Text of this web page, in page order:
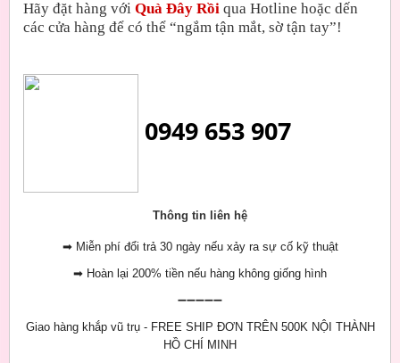
Hãy đặt hàng với Quà Đây Rồi qua Hotline hoặc dến
các cửa hàng để có thể “ngắm tận mắt, sờ tận tay”!
0949 653 907
Thông tin liên hệ
➡Miễn phí đổi trả 30 ngày nếu xảy ra sự cố kỹ thuật
➡ Hoàn lại 200% tiền nếu hàng không giống hình
➖➖➖➖➖
Giao hàng khắp vũ trụ - FREE SHIP ĐƠN TRÊN 500K NỘI THÀNH
HỒ CHÍ MINH